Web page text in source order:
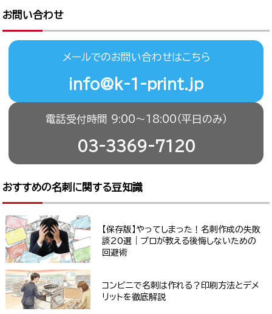
お問い合わせ
メールでのお問い合わせはこちら
info@k-1-print.jp
電話受付時間 9:00〜18:00（平日のみ）
03-3369-7120
おすすめの名刺に関する豆知識
【保存版】やってしまった！名刺作成の失敗
談20選｜プロが教える後悔しないための
回避術
コンビニで名刺は作れる？印刷方法とデメ
リットを徹底解説